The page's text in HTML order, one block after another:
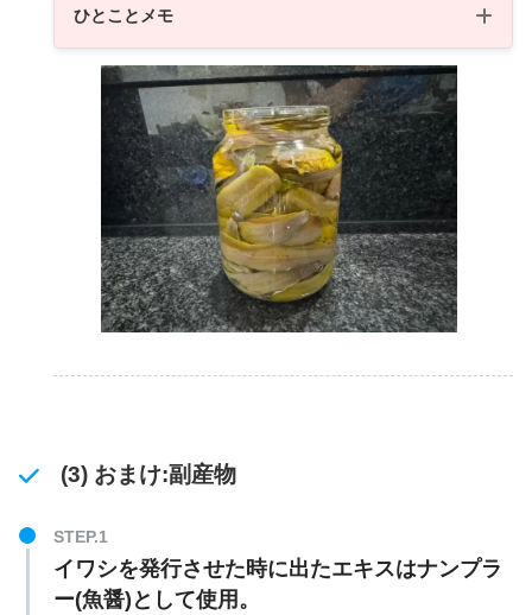
ひとことメモ
オリーブオイル
(3) おまけ:副産物
イワシを発行させた時に出たエキスはナンプラ
ー(魚醤)として使用。